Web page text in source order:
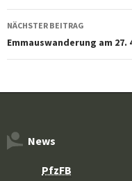
NÄCHSTER BEITRAG
Emmauswanderung am 27.
News
PfzFB